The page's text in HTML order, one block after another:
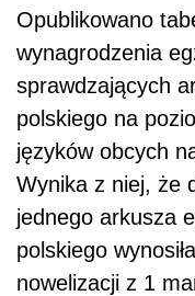
Opublikowano
wynagrodzenia
sprawdzających
polskiego na
języków obcych
Wynika z niej, że
jednego arkusza
polskiego
nowelizacji z 1